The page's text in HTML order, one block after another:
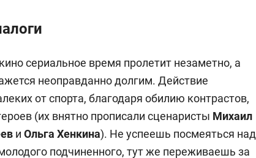
сериальное время пролетит незаметно, а
неоправданно долгим. Действие
от спорта, благодаря обилию контрастов,
(их внятно прописали сценаристы Михаил
и Ольга Хенкина). Не успеешь посмеяться над
подчиненного, тут же переживаешь за